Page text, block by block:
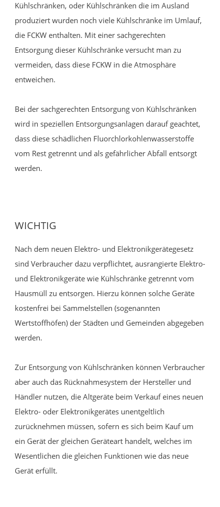
Kühlschränken, oder Kühlschränken die im Ausland
produziert wurden noch viele Kühlschränke im Umlauf,
die FCKW enthalten. Mit einer sachgerechten
Entsorgung dieser Kühlschränke versucht man zu
vermeiden, dass diese FCKW in die Atmosphäre
entweichen.
Bei der sachgerechten Entsorgung von Kühlschränken
wird in speziellen Entsorgungsanlagen darauf geachtet,
dass diese schädlichen Fluorchlorkohlenwasserstoffe
vom Rest getrennt und als gefährlicher Abfall entsorgt
werden.
WICHTIG
Nach dem neuen Elektro- und Elektronikgerätegesetz
sind Verbraucher dazu verpflichtet, ausrangierte Elektro-
und Elektronikgeräte wie Kühlschränke getrennt vom
Hausmüll zu entsorgen. Hierzu können solche Geräte
kostenfrei bei Sammelstellen (sogenannten
Wertstoffhöfen) der Städten und Gemeinden abgegeben
werden.
Zur Entsorgung von Kühlschränken können Verbraucher
aber auch das Rücknahmesystem der Hersteller und
Händler nutzen, die Altgeräte beim Verkauf eines neuen
Elektro- oder Elektronikgerätes unentgeltlich
zurücknehmen müssen, sofern es sich beim Kauf um
ein Gerät der gleichen Geräteart handelt, welches im
Wesentlichen die gleichen Funktionen wie das neue
Gerät erfüllt.